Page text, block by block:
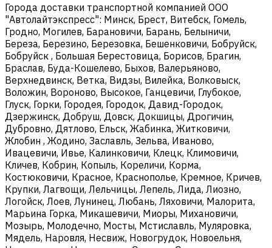
Города доставки транспортной компанией ООО
"Автолайтэкспресс": Минск, Брест, Витебск, Гомель,
Гродно, Могилев, Барановичи, Барань, Белыничи,
Береза, Березино, Березовка, Бешенковичи, Бобруйск,
Бобруйск , Большая Берестовица, Борисов, Брагин,
Браслав, Буда-Кошелево, Быхов, Валерьяново,
Верхнедвинск, Ветка, Видзы, Вилейка, Волковыск,
Воложин, Вороново, Высокое, Ганцевичи, Глубокое,
Глуск, Горки, Городея, Городок, Давид-Городок,
Дзержинск, Добруш, Довск, Докшицы, Дрогичин,
Дубровно, Дятлово, Ельск, Жабинка, Житковичи,
Жлобин , Жодино, Заславль, Зельва, Иваново,
Ивацевичи, Ивье, Калинковичи, Клецк, Климовичи,
Кличев, Кобрин, Копыль, Кореличи, Корма,
Костюковичи, Красное, Краснополье, Кремное, Кричев,
Крупки, Лагвощи, Лельчицы, Лепель, Лида, Лиозно,
Логойск, Лоев, Лунинец, Любань, Ляховичи, Малорита,
Марьина Горка, Микашевичи, Миоры, Михановичи,
Мозырь, Молодечно, Мосты, Мстиславль, Муляровка,
Мядель, Наровля, Несвиж, Новогрудок, Новоельня,